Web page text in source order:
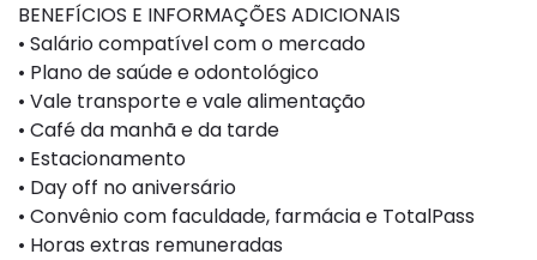
BENEFÍCIOS E INFORMAÇÕES ADICIONAIS
• Salário compatível com o mercado
• Plano de saúde e odontológico
• Vale transporte e vale alimentação
• Café da manhã e da tarde
• Estacionamento
• Day off no aniversário
• Convênio com faculdade, farmácia e TotalPass
• Horas extras remuneradas